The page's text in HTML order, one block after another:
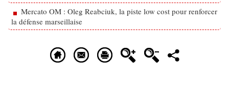
Mercato OM : Oleg Reabciuk, la piste low cost pour renforcer
la défense marseillaise